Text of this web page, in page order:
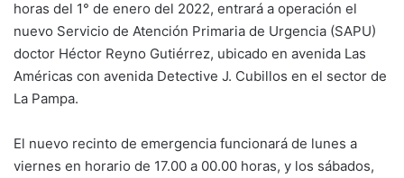
horas del 1° de enero del 2022, entrará a operación el
nuevo Servicio de Atención Primaria de Urgencia (SAPU)
doctor Héctor Reyno Gutiérrez, ubicado en avenida Las
Américas con avenida Detective J. Cubillos en el sector de
La Pampa.
El nuevo recinto de emergencia funcionará de lunes a
viernes en horario de 17.00 a 00.00 horas, y los sábados,